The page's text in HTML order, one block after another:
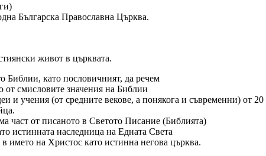
Българска Православна Църква.
живот в църквата.
Библии, като пословичният, да речем
смисловите значения на Библии
и учения (от средните векове, а понякога и съвременни) от
част от писаното в Светото Писание (Библията)
истинната наследница на Едната Света
името на Христос като истинна негова църква.